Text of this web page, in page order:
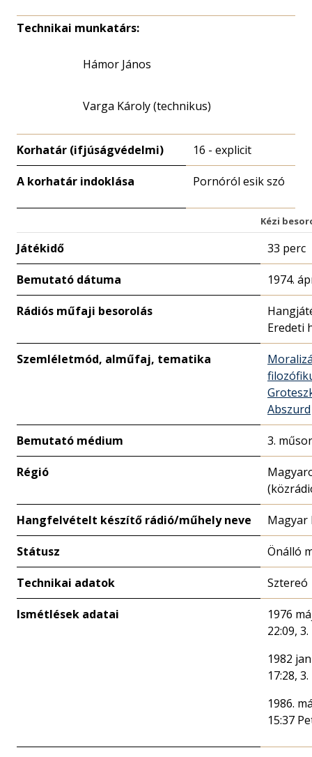
Technikai munkatárs:
Hámor János
Varga Károly (technikus)
Korhatár (ifjúságvédelmi) 16 - explicit
A korhatár indoklása Pornóról esik szó
Kézi
Játékidő 33 perc
Bemutató dátuma 1974.
Rádiós műfaji besorolás
Eredeti
Szemléletmód, alműfaj, tematika
Abszurd
Bemutató médium 3. műsor
Régió
Hangfelvételt készítő rádió/műhely neve Magyar
Státusz Önálló
Technikai adatok Sztereó
Ismétlések adatai
1976
22:09,
1982
17:28,
1986.
15:37